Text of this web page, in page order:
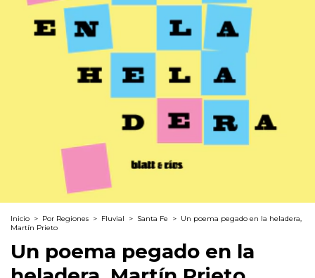
Inicio > Por Regiones > Fluvial > Santa Fe > Un poema pegado en la heladera,
Martín Prieto
Un poema pegado en la